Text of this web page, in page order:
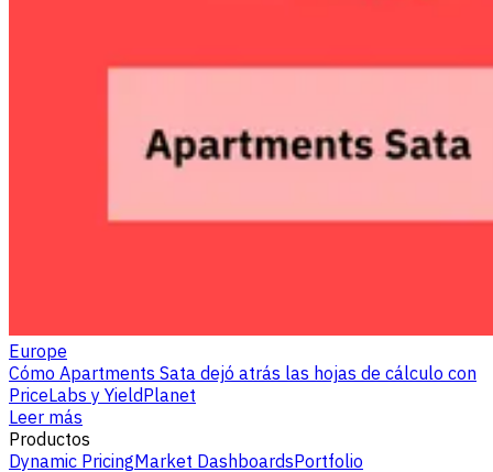
Europe
Cómo Apartments Sata dejó atrás las hojas de cálculo con
PriceLabs y YieldPlanet
Leer más
Productos
Dynamic PricingMarket DashboardsPortfolio